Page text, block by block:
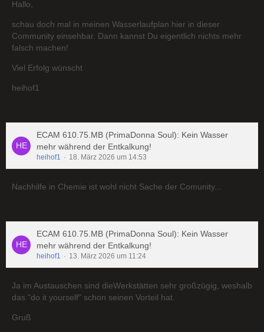
Hallo,
schau doch mal in meinen Wasserlaufplan hier in dieser
Community einsehbar. Dann kannst Du eigentlich nichts mehr
falsch machen!
Viel Erfolg wünscht
heihof1
ECAM 610.75.MB (PrimaDonna Soul): Kein Wasser
mehr während der Entkalkung!
heihof1 18. März 2026 um 14:53
Nachhilfe in Chemie ist wohl nicht Sache der Comunity...
ECAM 610.75.MB (PrimaDonna Soul): Kein Wasser
mehr während der Entkalkung!
heihof1 13. März 2026 um 11:24
Ja im Austauschen sind dieWerkstätten sehr großzügig, weshalb
das "do it yourself" schon seinen Vorteil hat.
Gruß